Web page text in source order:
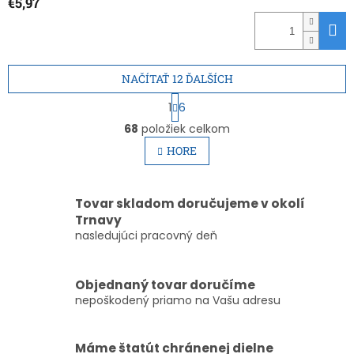
O
v
l
á
a
c
e
v
k
ý
NAČÍTAŤ 12 ĎALŠÍCH
S
t
r
á
n
k
a
i
1 6
68 položiek celkom
HORE
Tovar skladom doručujeme v okolí
Trnavy
nasledujúci pracovný deň
Objednaný tovar doručíme
nepoškodený priamo na Vašu adresu
Máme štatút chránenej dielne